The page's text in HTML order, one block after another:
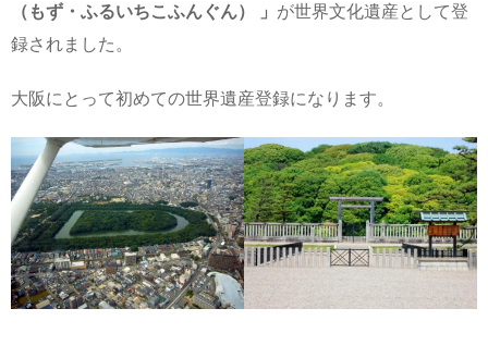
（もず・ふるいちこふんぐん） 」 が世界文化遺産として登
録されました。
大阪にとって初めての世界遺産登録になります。